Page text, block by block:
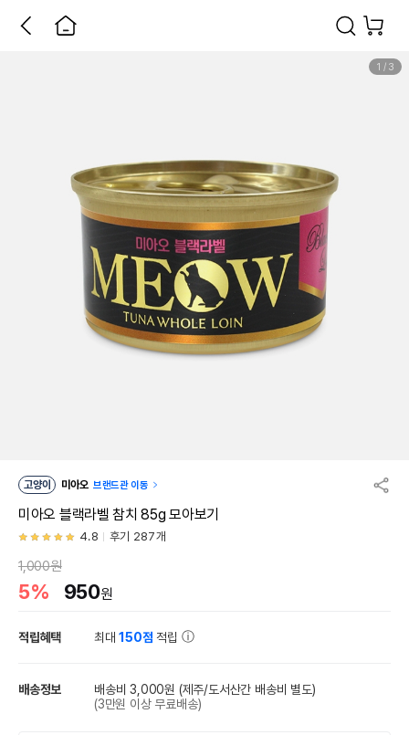
1 / 3
고양이 미아오 브랜드관 이동
미아오 블랙라벨 참치 85g 모아보기
4.8 후기 287개
1,000원
5% 950원
적립혜택 최대150점 적립
배송정보 배송비 3,000원 (제주/도서산간 배송비 별도)
(3만원 이상 무료배송)